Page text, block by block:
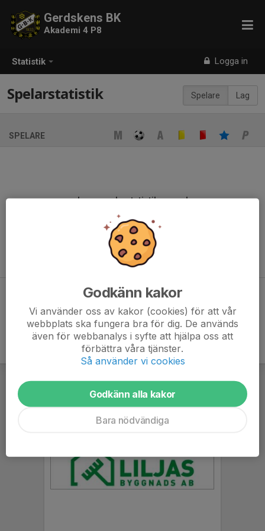
Statistik Logga in
Gerdskens BK
Akademi 4 P8
Spelare Lag
Spelarstatistik
SPELARE
Ingen spelarstatistik sparad
automatiskt på denna sida
Godkänn kakor
Vi använder oss av kakor (cookies) för att vår
webbplats ska fungera bra för dig. De används
även för webbanalys i syfte att hjälpa oss att
förbättra våra tjänster.
Så använder vi cookies
Godkänn alla kakor
Bara nödvändiga